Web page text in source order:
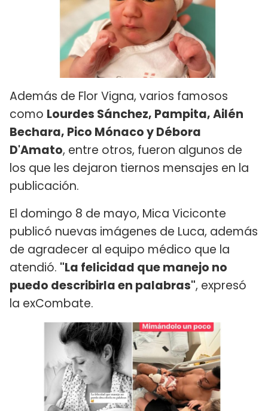
Además de Flor Vigna, varios famosos
como Lourdes Sánchez, Pampita, Ailén
Bechara, Pico Mónaco y Débora
D'Amato, entre otros, fueron algunos de
los que les dejaron tiernos mensajes en la
publicación.
El domingo 8 de mayo, Mica Viciconte
publicó nuevas imágenes de Luca, además
de agradecer al equipo médico que la
atendió. "La felicidad que manejo no
puedo describirla en palabras", expresó
la exCombate.